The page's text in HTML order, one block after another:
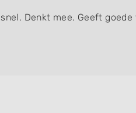
Denkt mee. Geeft goede